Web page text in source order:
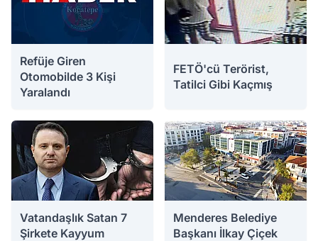
Refüje Giren
Otomobilde 3 Kişi
Yaralandı
04.08.2026 13:40
FETÖ'cü Terörist,
Tatilci Gibi Kaçmış
04.08.2026 11:39
Vatandaşlık Satan 7
Şirkete Kayyum
Menderes Belediye
Başkanı İlkay Çiçek